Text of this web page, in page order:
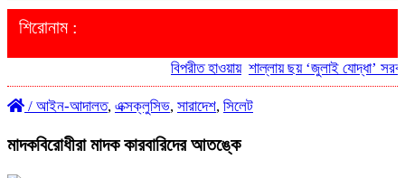
শিরোনাম :
বিপরীত হাওয়ায় শাল্লায় ছয় ‘জুলাই যোদ্ধা’
/ আইন-আদালত, এক্সক্লুসিভ, সারাদেশ, সিলেট
মাদকবিরোধীরা মাদক কারবারিদের আতঙ্কে